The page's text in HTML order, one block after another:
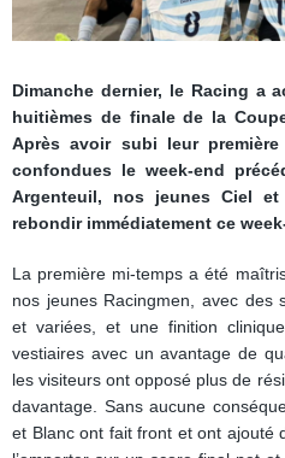
Dimanche dernier, le Racing a
huitièmes de finale de la
Après avoir subi leur
confondues le week-end
Argenteuil, nos jeunes Ciel
rebondir immédiatement ce
La première mi-temps a été
nos jeunes Racingmen, avec des
et variées, et une finition
vestiaires avec un avantage de
les visiteurs ont opposé plus de
davantage. Sans aucune
et Blanc ont fait front et ont ajouté